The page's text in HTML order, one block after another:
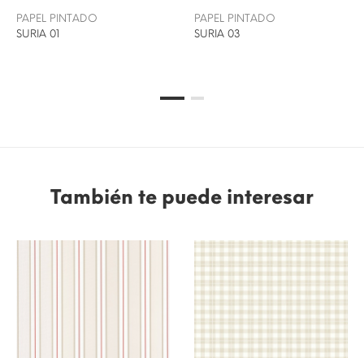
PAPEL PINTADO
SURIA 01
PAPEL PINTADO
SURIA 03
También te puede interesar